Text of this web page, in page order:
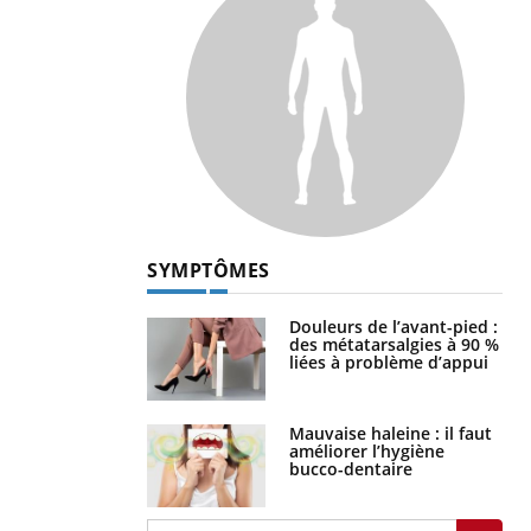
SYMPTÔMES
Douleurs de l’avant-pied :
des métatarsalgies à 90 %
liées à problème d’appui
Mauvaise haleine : il faut
améliorer l’hygiène
bucco-dentaire